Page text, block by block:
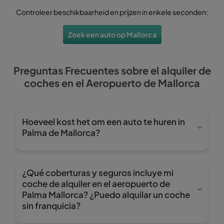
Controleer beschikbaarheid en prijzen in enkele seconden:
Zoek een auto op Mallorca
Preguntas Frecuentes sobre el alquiler de
coches en el Aeropuerto de Mallorca
Hoeveel kost het om een auto te huren in
Palma de Mallorca?
Car siempre verás el precio final desde el principio,
sin costes ocultos ni sorpresas al recoger tu coche
de alquiler en Mallorca.
¿Qué coberturas y seguros incluye mi
coche de alquiler en el aeropuerto de
Palma Mallorca? ¿Puedo alquilar un coche
sin franquicia?